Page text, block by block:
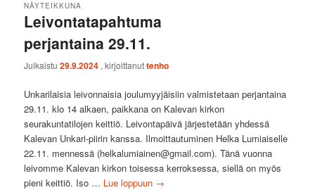
Leivontatapahtuma
perjantaina 29.11.
NÄYTEIKKUNA
Julkaistu29.9.2024 , kirjoittanuttenho
Unkarilaisia leivonnaisia joulumyyjäisiin valmistetaan perjantaina
29.11. klo 14 alkaen, paikkana on Kalevan kirkon
seurakuntatilojen keittiö. Leivontapäivä järjestetään yhdessä
Kalevan Unkari-piirin kanssa. Ilmoittautuminen Helka Lumiaiselle
22.11. mennessä (helkalumiainen@gmail.com). Tänä vuonna
leivomme Kalevan kirkon toisessa kerroksessa, siellä on myös
pieni keittiö. Iso … Lue loppuun →